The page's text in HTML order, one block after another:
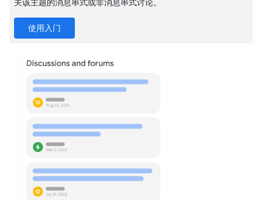
关该主题的消息串式或非消息串式讨论。
使用入门